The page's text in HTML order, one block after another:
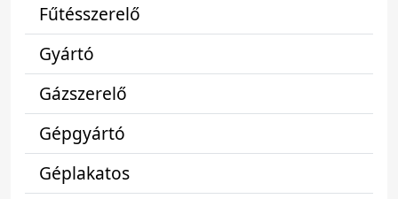
Fűtésszerelő
Gyártó
Gázszerelő
Gépgyártó
Géplakatos